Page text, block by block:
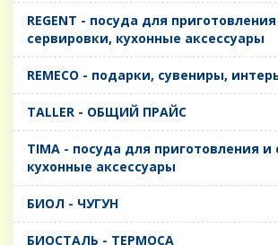
REGENT - посуда для
сервировки, кухонные аксессуары
REMECO - подарки, сувениры,
TALLER - ОБЩИЙ ПРАЙС
TIMA - посуда для приготовления и
кухонные аксессуары
БИОЛ - ЧУГУН
БИОСТАЛЬ - ТЕРМОСА